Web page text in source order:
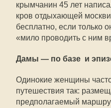
крымчанин 45 лет
кров отдыхающей
бесплатно, если только
«мило проводить с ним
Дамы — по базе и
Одинокие женщины
путешествия так:
предполагаемый